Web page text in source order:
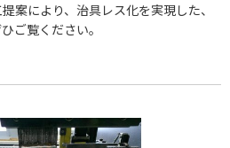
案により、治具レス化を実現した、
ご覧ください。